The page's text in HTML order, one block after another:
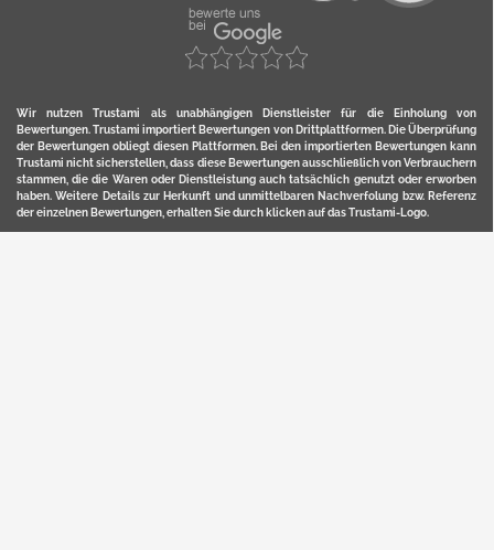
Wir nutzen Trustami als unabhängigen Dienstleister für die Einholung von
Bewertungen. Trustami importiert Bewertungen von Drittplattformen. Die Überprüfung
der Bewertungen obliegt diesen Plattformen. Bei den importierten Bewertungen kann
Trustami nicht sicherstellen, dass diese Bewertungen ausschließlich von Verbrauchern
stammen, die die Waren oder Dienstleistung auch tatsächlich genutzt oder erworben
haben. Weitere Details zur Herkunft und unmittelbaren Nachverfolung bzw. Referenz
der einzelnen Bewertungen, erhalten Sie durch klicken auf das Trustami-Logo.